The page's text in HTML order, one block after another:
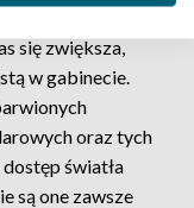
się zwiększa,
w gabinecie.
oraz tych
światła
są one zawsze